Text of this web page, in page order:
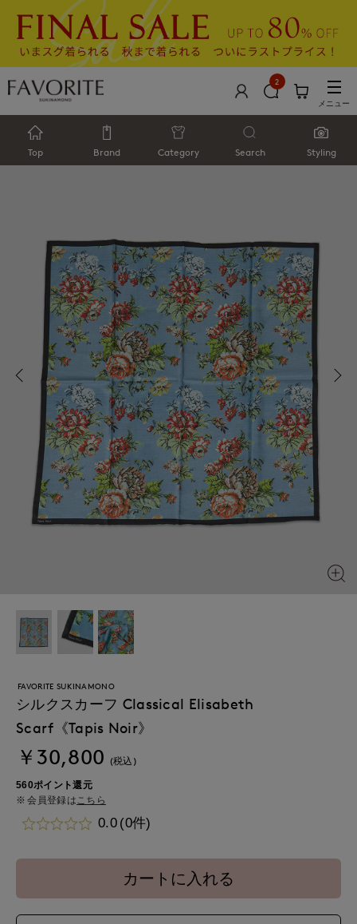
2
メニュー
Top Brand Category Search Styling
FAVORITE SUKINAMONO
シルクスカーフ Classical Elisabeth
Scarf《Tapis Noir》
￥30,800 (税込)
560ポイント還元
会員登録は こちら
0.0 (0件)
カートに入れる